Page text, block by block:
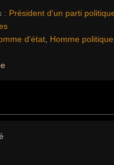
: Président d'un parti
d'état Homme politique